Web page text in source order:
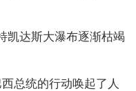
凯达斯大瀑布逐渐枯竭
总统的行动唤起了人